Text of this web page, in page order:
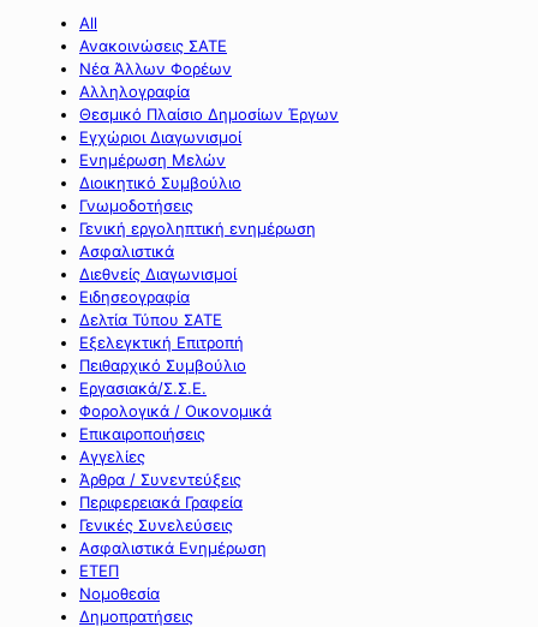
All
Ανακοινώσεις ΣΑΤΕ
Νέα Άλλων Φορέων
Αλληλογραφία
Θεσμικό Πλαίσιο Δημοσίων Έργων
Εγχώριοι Διαγωνισμοί
Ενημέρωση Μελών
Διοικητικό Συμβούλιο
Γνωμοδοτήσεις
Γενική εργοληπτική ενημέρωση
Ασφαλιστικά
Διεθνείς Διαγωνισμοί
Ειδησεογραφία
Δελτία Τύπου ΣΑΤΕ
Εξελεγκτική Επιτροπή
Πειθαρχικό Συμβούλιο
Εργασιακά/Σ.Σ.Ε.
Φορολογικά / Οικονομικά
Επικαιροποιήσεις
Αγγελίες
Άρθρα / Συνεντεύξεις
Περιφερειακά Γραφεία
Γενικές Συνελεύσεις
Ασφαλιστικά Ενημέρωση
ΕΤΕΠ
Νομοθεσία
Δημοπρατήσεις